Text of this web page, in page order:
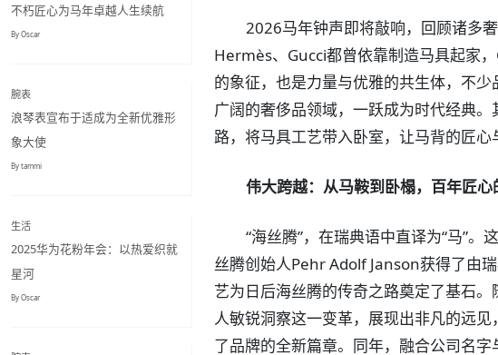
不朽匠心为马年卓越人生续航
By Oscar
腕表
浪琴表宣布于适成为全新优雅形
象大使
By tammi
生活
2025华为花粉年会：以热爱织就
星河
By Oscar
2026马年钟声即将敲响，回顾诸多
Hermès、Gucci都曾依靠制造马具起家
的象征，也是力量与优雅的共生体，不
广阔的奢侈品领域，一跃成为时代经典
路，将马具工艺带入卧室，让马背的匠心
伟大跨越：从马鞍到卧榻，百年匠心
“海丝腾”，在瑞典语中直译为“马”
丝腾创始人Pehr Adolf Janson获得了由
艺为日后海丝腾的传奇之路奠定了基石
人敏锐洞察这一变革，展现出非凡的远
了品牌的全新篇章。同年，融合公司名